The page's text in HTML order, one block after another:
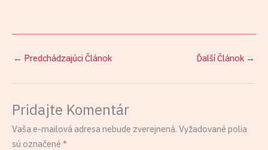
← Predchádzajúci Článok Ďalší Článok →
Pridajte Komentár
Vaša e-mailová adresa nebude zverejnená. Vyžadované polia
sú označené *